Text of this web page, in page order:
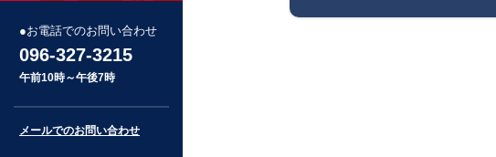
お電話でのお問い合わせ
096-327-3215
午前10時～午後7時
メールでのお問い合わせ